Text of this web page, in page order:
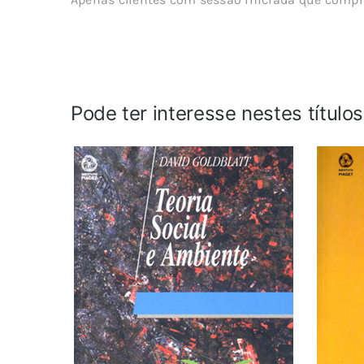
Pode ter interesse nestes